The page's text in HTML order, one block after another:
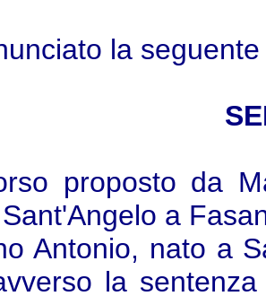
la seguente
proposto da
a
Antonio, nato a
la